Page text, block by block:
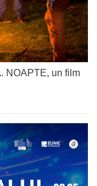
NOAPTE, un film